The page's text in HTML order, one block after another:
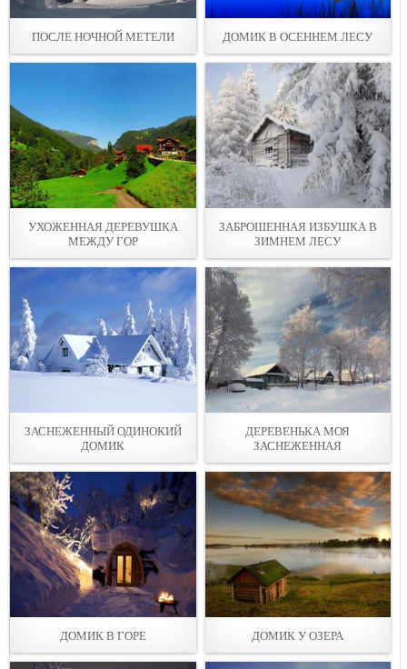
ПОСЛЕ НОЧНОЙ МЕТЕЛИ ДОМИК В ОСЕННЕМ ЛЕСУ
УХОЖЕННАЯ ДЕРЕВУШКА
МЕЖДУ ГОР
ЗАБРОШЕННАЯ ИЗБУШКА В
ЗИМНЕМ ЛЕСУ
ЗАСНЕЖЕННЫЙ ОДИНОКИЙ
ДОМИК
ДЕРЕВЕНЬКА МОЯ
ЗАСНЕЖЕННАЯ
ДОМИК В ГОРЕ ДОМИК У ОЗЕРА